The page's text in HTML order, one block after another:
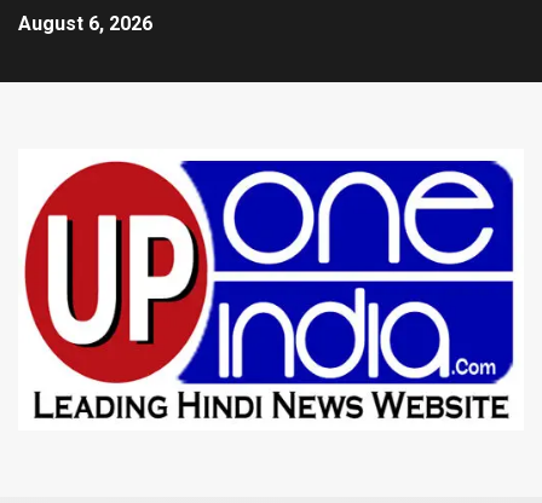
August 6, 2026